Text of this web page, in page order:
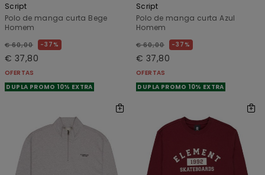
Script
Polo de manga curta Bege
Homem
€ 60,00 37%
€ 37,80
OFERTAS
DUPLA PROMO 10% EXTRA
Script
Polo de manga curta Azul
Homem
€ 60,00 37%
€ 37,80
OFERTAS
DUPLA PROMO 10% EXTRA